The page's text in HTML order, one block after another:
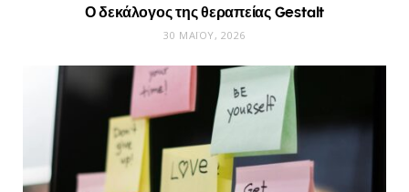
Ο δεκάλογος της θεραπείας Gestalt
30 ΜΑΪ́ΟΥ, 2026